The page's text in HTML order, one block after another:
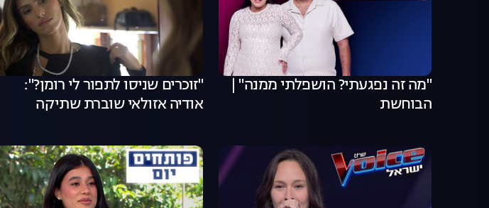
"מה זה נפגעתי? הושפלתי ממנה" |
הבוחשת
"זוכרים שניסו לתפור לי רומן?":
אודיה אזולאי שוברת שתיקה